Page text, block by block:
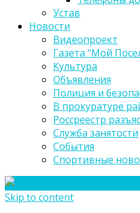
Устав
Новости
Видеопроект
Газета “Мой
Культура
Объявления
Полиция и
В прокуратуре
Россреестр
Служба занятости
События
Спортивные
Skip to content